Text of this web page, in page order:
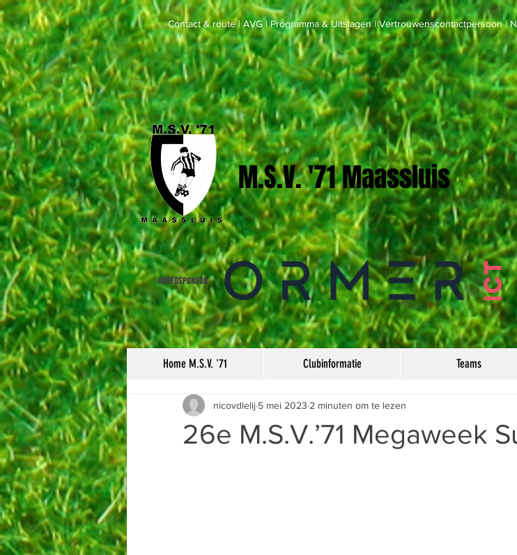
Contact & route| AVG|Programma & Uitslagen|Vertrouwenscontactpersoon|
M.S.V. '71 Maassluis
HOOFDSPONSOR
Home M.S.V. '71 Clubinformatie Teams
26e M.S.V.’71 Megaweek
nicovdlelij 5 mei 2023 2 minuten om te lezen